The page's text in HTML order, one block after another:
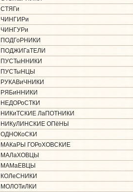
СТЯГи
ЧИНГИРи
ЧИНГУРи
ПОДГоРНИКИ
ПОДЖИГаТЕЛИ
ПУСТыННИКИ
ПУСТыНЦЫ
РУКАВиЧНИКИ
РЯБиННИКИ
НЕДОРоСТКИ
НИКиТСКИЕ ЛаПОТНИКИ
НИКуЛИНСКИЕ ОПёНЫ
ОДНОКоСКИ
МАКаРЫ ГОРоХОВСКИЕ
МАЛаХОВЦЫ
МАМаЕВЦЫ
КОЛеСНИКИ
МОЛОТиЛКИ